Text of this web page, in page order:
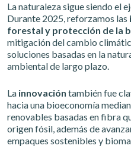
La naturaleza sigue siendo el
Durante 2025, reforzamos las
forestal y protección de la
mitigación del cambio
soluciones basadas en la
ambiental de largo plazo.
La innovación también fue
hacia una bioeconomía
renovables basadas en fibra
origen fósil, además de
empaques sostenibles y